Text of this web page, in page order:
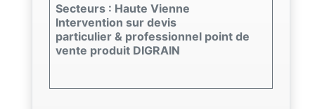
Secteurs : Haute Vienne
Intervention sur devis
particulier & professionnel point de
vente produit DIGRAIN